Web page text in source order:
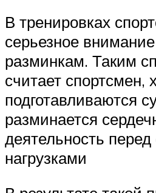
В тренировках
серьезное
разминкам. Таким
считает спортсмен,
подготавливаются
разминается
деятельность
нагрузками